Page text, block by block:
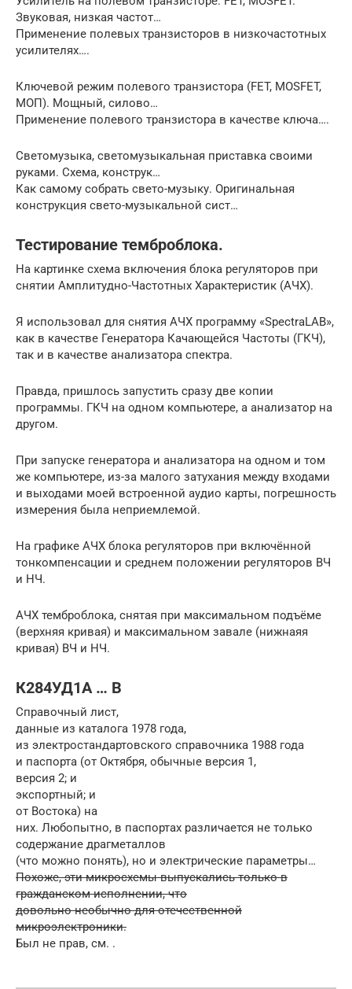
Звуковая, низкая частот…
Применение полевых транзисторов в низкочастотных
усилителях….
Ключевой режим полевого транзистора (FET, MOSFET,
МОП). Мощный, силово…
Применение полевого транзистора в качестве ключа….
Светомузыка, светомузыкальная приставка своими
руками. Схема, конструк…
Как самому собрать свето-музыку. Оригинальная
конструкция свето-музыкальной сист…
Тестирование темброблока.
На картинке схема включения блока регуляторов при
снятии Амплитудно-Частотных Характеристик (АЧХ).
Я использовал для снятия АЧХ программу «SpectraLAB»,
как в качестве Генератора Качающейся Частоты (ГКЧ),
так и в качестве анализатора спектра.
Правда, пришлось запустить сразу две копии
программы. ГКЧ на одном компьютере, а анализатор на
другом.
При запуске генератора и анализатора на одном и том
же компьютере, из-за малого затухания между входами
и выходами моей встроенной аудио карты, погрешность
измерения была неприемлемой.
На графике АЧХ блока регуляторов при включённой
тонкомпенсации и среднем положении регуляторов ВЧ
и НЧ.
АЧХ темброблока, снятая при максимальном подъёме
(верхняя кривая) и максимальном завале (нижнаяя
кривая) ВЧ и НЧ.
К284УД1А … В
Справочный лист,
данные из каталога 1978 года,
из электростандартовского справочника 1988 года
и паспорта (от Октября, обычные версия 1,
версия 2; и
экспортный; и
от Востока) на
них. Любопытно, в паспортах различается не только
содержание драгметаллов
(что можно понять), но и электрические параметры…
Похоже, эти микросхемы выпускались только в
гражданском исполнении, что
довольно необычно для отечественной
микроэлектроники.
Был не прав, см. .